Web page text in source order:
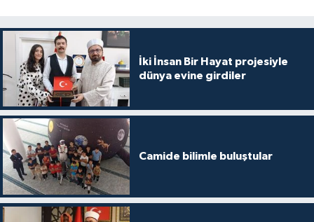
İki İnsan Bir Hayat projesiyle
dünya evine girdiler
Camide bilimle buluştular